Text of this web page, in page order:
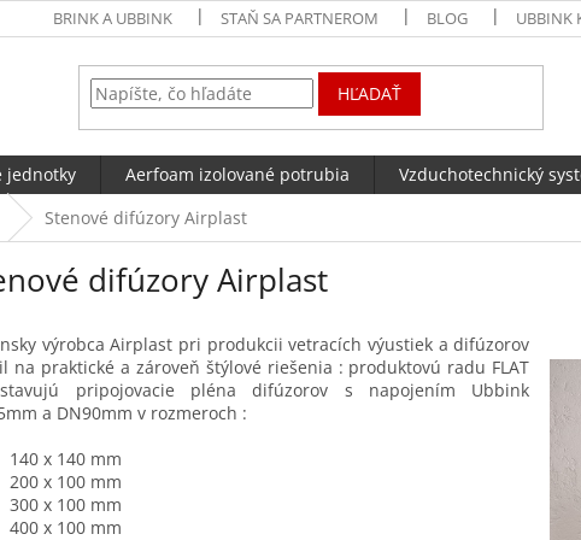
BRINK A UBBINK STAŇ SA PARTNEROM BLOG UBBINK
HĽADAŤ
jednotky Aerfoam izolované potrubia Vzduchotechnický
Stenové difúzory Airplast
difúzory Airplast
výrobca Airplast pri produkcii vetracích výustiek a difúzorov
na praktické a zároveň štýlové riešenia : produktovú radu FLAT
pripojovacie pléna difúzorov s napojením Ubbink
a DN90mm v rozmeroch :
140 x 140 mm
200 x 100 mm
300 x 100 mm
400 x 100 mm